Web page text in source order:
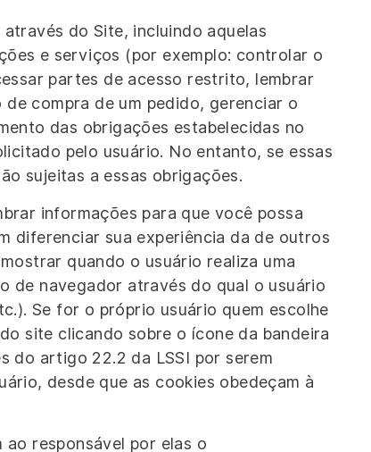
do Site, incluindo aquelas
e serviços (por exemplo: controlar o
partes de acesso restrito, lembrar
compra de um pedido, gerenciar o
das obrigações estabelecidas no
pelo usuário. No entanto, se essas
sujeitas a essas obrigações.
informações para que você possa
diferenciar sua experiência da de outros
quando o usuário realiza uma
de navegador através do qual o usuário
Se for o próprio usuário quem escolhe
site clicando sobre o ícone da bandeira
do artigo 22.2 da LSSI por serem
desde que as cookies obedeçam à
ao responsável por elas o